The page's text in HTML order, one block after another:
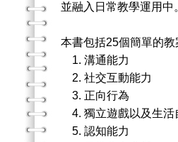
並融入日常教學運用中
本書包括25個簡單的教
1. 溝通能力
2. 社交互動能力
3. 正向行為
4. 獨立遊戲以及生活
5. 認知能力